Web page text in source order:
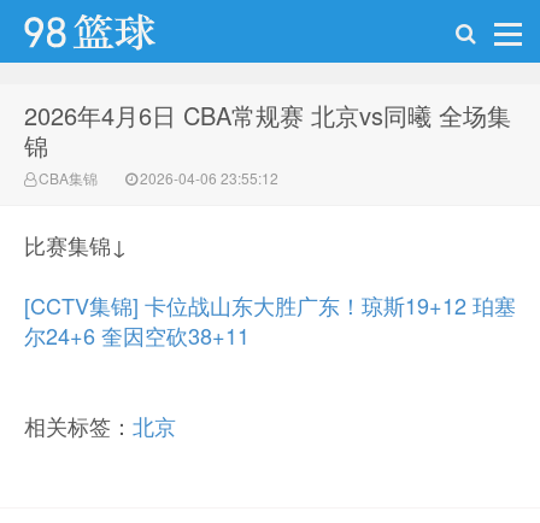
98篮球网
2026年4月6日 CBA常规赛 北京vs同曦 全场集
锦
CBA集锦 2026-04-06 23:55:12
比赛集锦↓
[CCTV集锦] 卡位战山东大胜广东！琼斯19+12 珀塞
尔24+6 奎因空砍38+11
相关标签： 北京